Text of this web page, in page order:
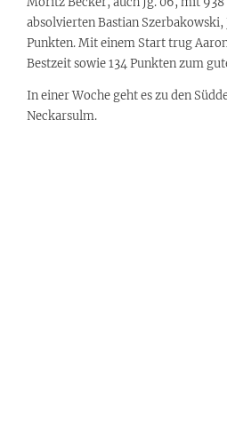
absolvierten Bastian
Punkten. Mit einem Start trug
Bestzeit sowie 134 Punkten zum
In einer Woche geht es zu den
Neckarsulm.